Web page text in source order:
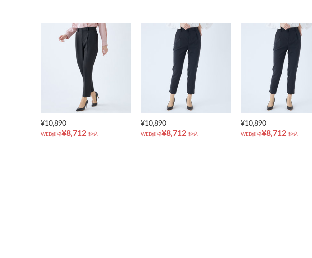
¥10,890
WEB価格¥8,712 税込
¥10,890
WEB価格¥8,712 税込
¥10,890
WEB価格¥8,712 税込